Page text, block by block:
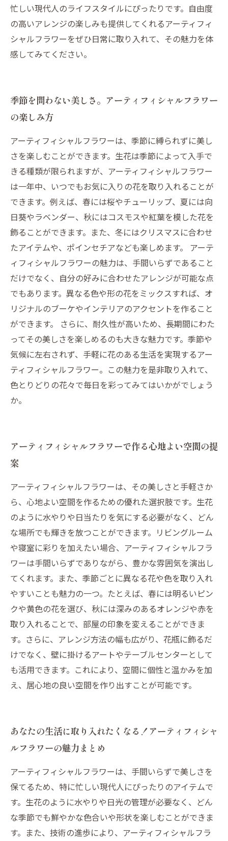
忙しい現代人のライフスタイルにぴったりです。自由度
の高いアレンジの楽しみも提供してくれるアーティフィ
シャルフラワーをぜひ日常に取り入れて、その魅力を体
感してみてください。
季節を問わない美しさ。アーティフィシャルフラワー
の楽しみ方
アーティフィシャルフラワーは、季節に縛られずに美し
さを楽しむことができます。生花は季節によって入手で
きる種類が限られますが、アーティフィシャルフラワー
は一年中、いつでもお気に入りの花を取り入れることが
できます。例えば、春には桜やチューリップ、夏には向
日葵やラベンダー、秋にはコスモスや紅葉を模した花を
飾ることができます。また、冬にはクリスマスに合わせ
たアイテムや、ポインセチアなども楽しめます。 アーテ
ィフィシャルフラワーの魅力は、手間いらずであること
だけでなく、自分の好みに合わせたアレンジが可能な点
でもあります。異なる色や形の花をミックスすれば、オ
リジナルのブーケやインテリアのアクセントを作ること
ができます。 さらに、耐久性が高いため、長期間にわた
ってその美しさを楽しめるのも大きな魅力です。季節や
気候に左右されず、手軽に花のある生活を実現するアー
ティフィシャルフラワー。この魅力を是非取り入れて、
色とりどりの花々で毎日を彩ってみてはいかがでしょう
か。
アーティフィシャルフラワーで作る心地よい空間の提
案
アーティフィシャルフラワーは、その美しさと手軽さか
ら、心地よい空間を作るための優れた選択肢です。生花
のように水やりや日当たりを気にする必要がなく、どん
な場所でも輝きを放つことができます。リビングルーム
や寝室に彩りを加えたい場合、アーティフィシャルフラ
ワーは手間いらずでありながら、豊かな雰囲気を演出し
てくれます。また、季節ごとに異なる花や色を取り入れ
やすいことも魅力の一つ。たとえば、春には明るいピン
クや黄色の花を選び、秋には深みのあるオレンジや赤を
取り入れることで、部屋の印象を変えることができま
す。さらに、アレンジ方法の幅も広がり、花瓶に飾るだ
けでなく、壁に掛けるアートやテーブルセンターとして
も活用できます。これにより、空間に個性と温かみを加
え、居心地の良い空間を作り出すことが可能です。
あなたの生活に取り入れたくなる！アーティフィシャ
ルフラワーの魅力まとめ
アーティフィシャルフラワーは、手間いらずで美しさを
保てるため、特に忙しい現代人にぴったりのアイテムで
す。生花のように水やりや日光の管理が必要なく、どん
な季節でも鮮やかな色合いや形状を楽しむことができま
す。また、技術の進歩により、アーティフィシャルフラ